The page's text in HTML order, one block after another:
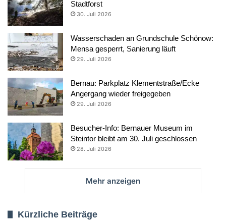
Stadtforst
30. Juli 2026
Wasserschaden an Grundschule Schönow:
Mensa gesperrt, Sanierung läuft
29. Juli 2026
Bernau: Parkplatz Klementstraße/Ecke
Angergang wieder freigegeben
29. Juli 2026
Besucher-Info: Bernauer Museum im
Steintor bleibt am 30. Juli geschlossen
28. Juli 2026
Mehr anzeigen
Kürzliche Beiträge